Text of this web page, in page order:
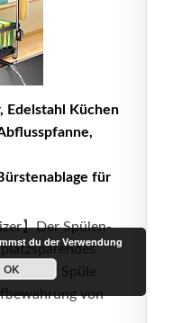
Edelstahl Küchen
für
】Der Spülen-
Ihrer Spüle
von
du der Verwendung
OK